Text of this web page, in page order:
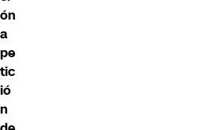
ón
a
pe
tic
ió
n